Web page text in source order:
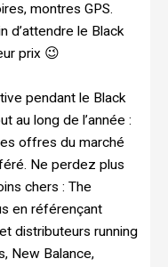
montres GPS.
d’attendre le Black
prix 😉
pendant le Black
au long de l’année :
offres du marché
Ne perdez plus
chers : The
en référençant
distributeurs running
New Balance,